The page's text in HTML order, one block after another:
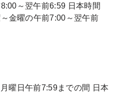
～翌午前6:59 日本時間
金曜の午前7:00～翌午前
曜日午前7:59までの間 日本